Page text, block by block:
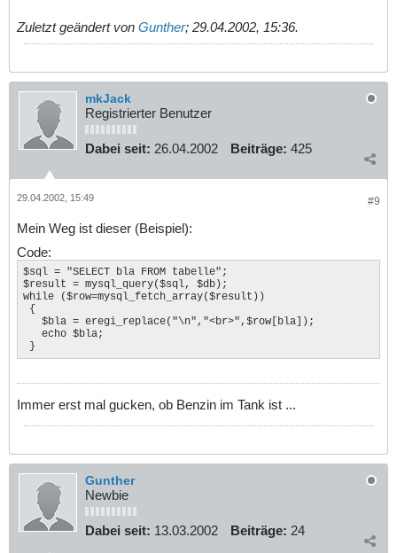
Zuletzt geändert von Gunther; 29.04.2002, 15:36.
mkJack
Registrierter Benutzer
Dabei seit: 26.04.2002 Beiträge: 425
#9
29.04.2002, 15:49
Mein Weg ist dieser (Beispiel):
Code:
$sql = "SELECT bla FROM tabelle";
$result = mysql_query($sql, $db);
while ($row=mysql_fetch_array($result))
{
   $bla = eregi_replace("\n","<br>",$row[bla]);
   echo $bla;
}
Immer erst mal gucken, ob Benzin im Tank ist ...
Gunther
Newbie
Dabei seit: 13.03.2002 Beiträge: 24